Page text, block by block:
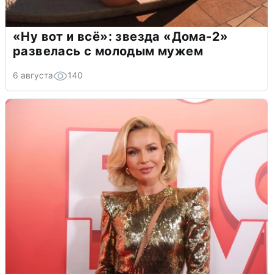
«Ну вот и всё»: звезда «Дома-2»
развелась с молодым мужем
6 августа 140